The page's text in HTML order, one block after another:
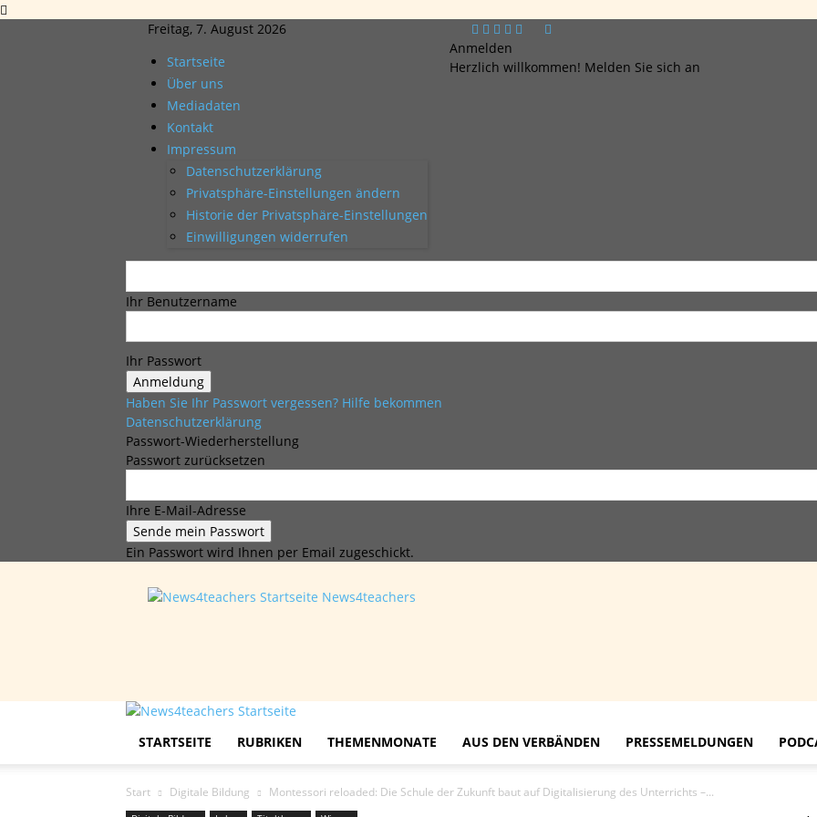
Freitag, 7. August 2026
Startseite
Über uns
Mediadaten
Kontakt
Impressum
Datenschutzerklärung
Privatsphäre-Einstellungen ändern
Historie der Privatsphäre-Einstellungen
Einwilligungen widerrufen
Anmelden
Herzlich willkommen! Melden Sie sich an
Ihr Benutzername
Ihr Passwort
Haben Sie Ihr Passwort vergessen? Hilfe bekommen
Datenschutzerklärung
Passwort-Wiederherstellung
Passwort zurücksetzen
Ihre E-Mail-Adresse
Ein Passwort wird Ihnen per Email zugeschickt.
News4teachers
STARTSEITE RUBRIKEN THEMENMONATE AUS DEN VERBÄNDEN PRESSEMELDUNGEN
Start Digitale Bildung Montessori reloaded: Die Schule der Zukunft baut auf Digitalisierung des Unterrichts –...